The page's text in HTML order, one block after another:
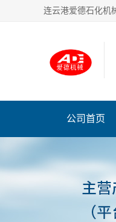
公司首页